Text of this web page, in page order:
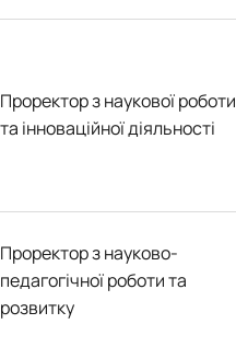
Проректор з наукової роботи
та інноваційної діяльності
Проректор з науково-
педагогічної роботи та
розвитку